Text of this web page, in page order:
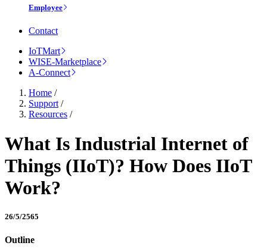
Employee
Contact
IoTMart
WISE-Marketplace
A-Connect
Home /
Support /
Resources /
What Is Industrial Internet of
Things (IIoT)? How Does IIoT
Work?
26/5/2565
Outline